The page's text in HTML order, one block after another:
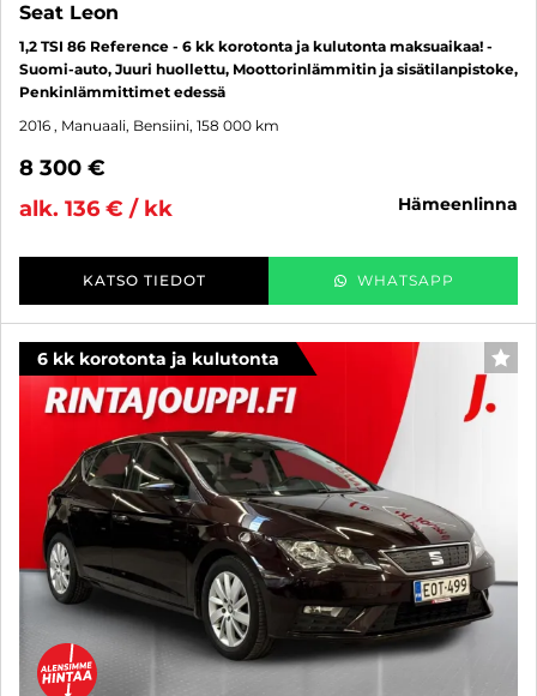
Seat Leon
1,2 TSI 86 Reference - 6 kk korotonta ja kulutonta maksuaikaa! -
Suomi-auto, Juuri huollettu, Moottorinlämmitin ja sisätilanpistoke,
Penkinlämmittimet edessä
2016 , Manuaali, Bensiini, 158 000 km
8 300 €
alk. 136 € / kk
hämeenlinna
KATSO TIEDOT WHATSAPP
6 kk korotonta ja kulutonta